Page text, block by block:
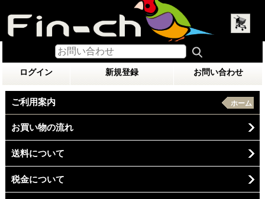
ログイン 新規登録 お問い合わせ
ご利用案内 ホーム
お買い物の流れ
送料について
税金について